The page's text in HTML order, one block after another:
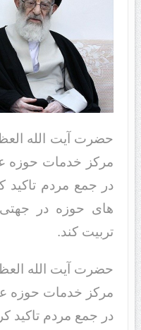
حضرت آیت الله
مرکز خدمات حوزه
در جمع مردم
های حوزه در
تربیت کند.
حضرت آیت الله
مرکز خدمات حوزه
در جمع مردم